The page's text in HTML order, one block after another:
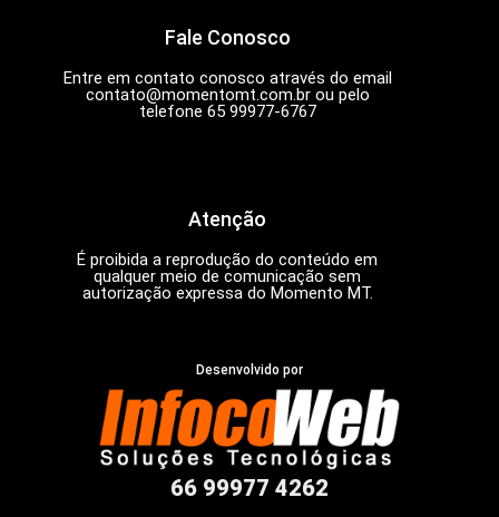
Fale Conosco
Entre em contato conosco através do email
contato@momentomt.com.brou pelo
telefone 65 99977-6767
Atenção
É proibida a reprodução do conteúdo em
qualquer meio de comunicação sem
autorização expressa do Momento MT.
Desenvolvido por
66 99977 4262